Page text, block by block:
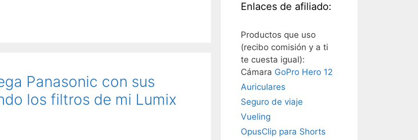
Panasonic con sus
los filtros de mi Lumix
Enlaces de afiliado:
Productos que uso
(recibo comisión y a ti
te cuesta igual):
Cámara GoPro Hero 12
Auriculares
Seguro de viaje
Vueling
OpusClip para Shorts